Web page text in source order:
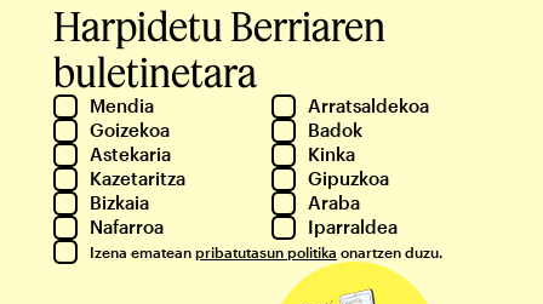
Harpidetu Berriaren
buletinetara
Mendia
Arratsaldekoa
Goizekoa
Badok
Astekaria
Kinka
Kazetaritza
Gipuzkoa
Bizkaia
Araba
Nafarroa
Iparraldea
Izena ematean pribatutasun politika onartzen duzu.